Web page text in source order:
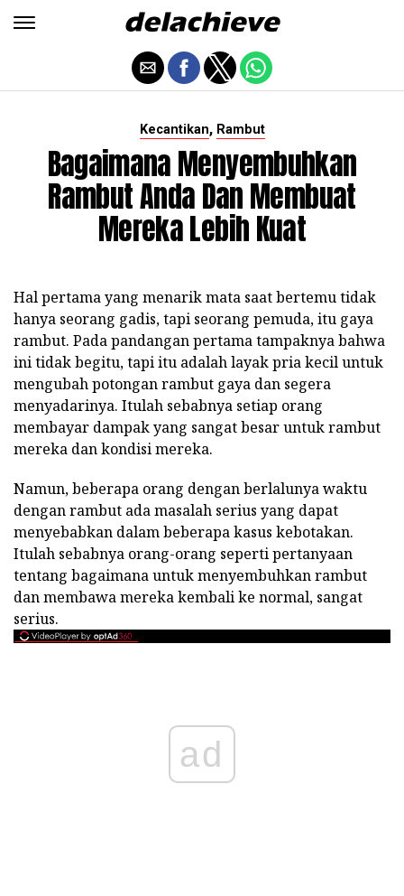
Kecantikan, Rambut
Bagaimana Menyembuhkan
Rambut Anda Dan Membuat
Mereka Lebih Kuat
Hal pertama yang menarik mata saat bertemu tidak
hanya seorang gadis, tapi seorang pemuda, itu gaya
rambut. Pada pandangan pertama tampaknya bahwa
ini tidak begitu, tapi itu adalah layak pria kecil untuk
mengubah potongan rambut gaya dan segera
menyadarinya. Itulah sebabnya setiap orang
membayar dampak yang sangat besar untuk rambut
mereka dan kondisi mereka.
Namun, beberapa orang dengan berlalunya waktu
dengan rambut ada masalah serius yang dapat
menyebabkan dalam beberapa kasus kebotakan.
Itulah sebabnya orang-orang seperti pertanyaan
tentang bagaimana untuk menyembuhkan rambut
dan membawa mereka kembali ke normal, sangat
serius.
ad